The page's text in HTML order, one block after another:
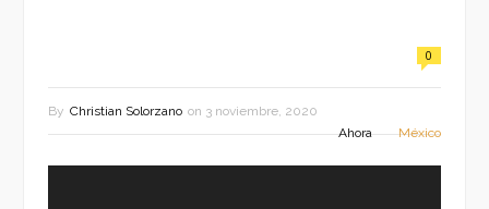
0
By Christian Solorzano on 3 noviembre, 2020
Ahora
México